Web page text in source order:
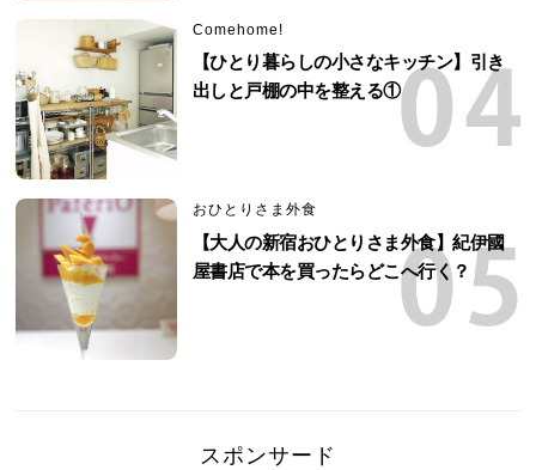
Comehome!
【ひとり暮らしの小さなキッチン】引き
出しと戸棚の中を整える①
おひとりさま外食
【大人の新宿おひとりさま外食】紀伊國
屋書店で本を買ったらどこへ行く？
スポンサード